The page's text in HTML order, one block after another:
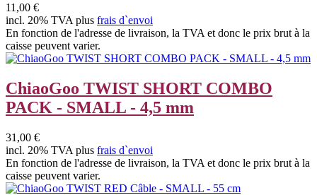
11,00 €
incl. 20% TVA plus frais d`envoi
En fonction de l'adresse de livraison, la TVA et donc le prix brut à la
caisse peuvent varier.
ChiaoGoo TWIST SHORT COMBO
PACK - SMALL - 4,5 mm
31,00 €
incl. 20% TVA plus frais d`envoi
En fonction de l'adresse de livraison, la TVA et donc le prix brut à la
caisse peuvent varier.